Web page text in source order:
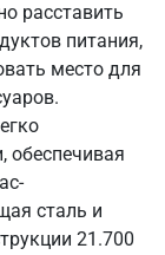
расставить
питания,
место для
обеспечивая
сталь и
21.700